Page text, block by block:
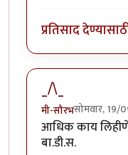
प्रतिसाद
_/\_
मी-सौरभसोमवार, 19/
आधिक काय लिहीणे.
बा.डी.स.